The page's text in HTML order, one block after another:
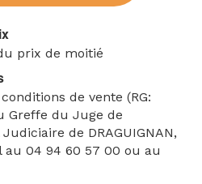
prix de moitié
de vente (RG:
Greffe du Juge de
de DRAGUIGNAN,
04 94 60 57 00 ou au